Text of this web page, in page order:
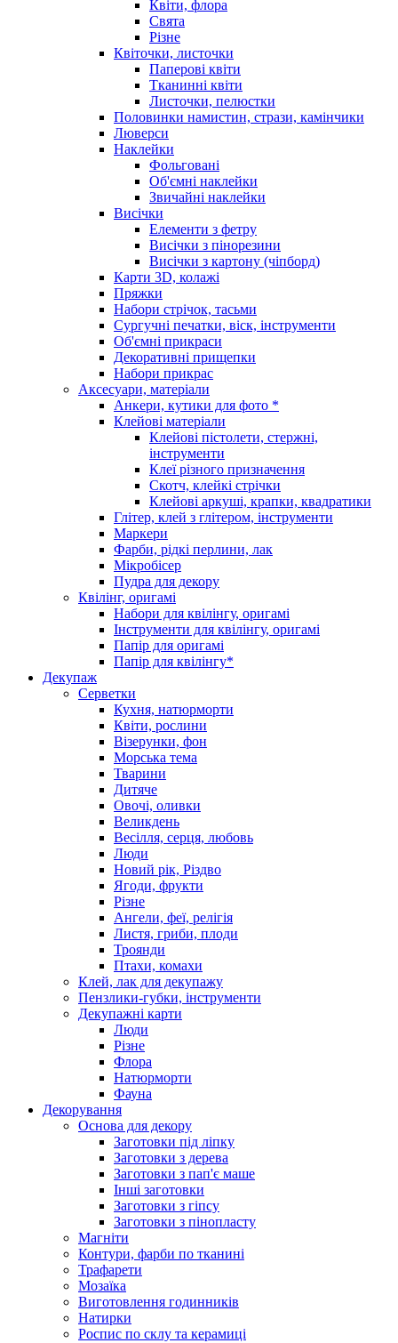
Квіти, флора
Свята
Різне
Квіточки, листочки
Паперові квіти
Тканинні квіти
Листочки, пелюстки
Половинки намистин, стрази, камінчики
Люверси
Наклейки
Фольговані
Об'ємні наклейки
Звичайні наклейки
Висічки
Елементи з фетру
Висічки з пінорезини
Висічки з картону (чіпборд)
Карти 3D, колажі
Пряжки
Набори стрічок, тасьми
Сургучні печатки, віск, інструменти
Об'ємні прикраси
Декоративні прищепки
Набори прикрас
Аксесуари, матеріали
Анкери, кутики для фото *
Клейові матеріали
Клейові пістолети, стержні,
інструменти
Клеї різного призначення
Скотч, клейкі стрічки
Клейові аркуші, крапки, квадратики
Глітер, клей з глітером, інструменти
Маркери
Фарби, рідкі перлини, лак
Мікробісер
Пудра для декору
Квілінг, оригамі
Набори для квілінгу, оригамі
Інструменти для квілінгу, оригамі
Папір для оригамі
Папір для квілінгу*
Декупаж
Серветки
Кухня, натюрморти
Квіти, рослини
Візерунки, фон
Морська тема
Тварини
Дитяче
Овочі, оливки
Великдень
Весілля, серця, любовь
Люди
Новий рік, Різдво
Ягоди, фрукти
Різне
Ангели, феї, релігія
Листя, гриби, плоди
Троянди
Птахи, комахи
Клей, лак для декупажу
Пензлики-губки, інструменти
Декупажні карти
Люди
Різне
Флора
Натюрморти
Фауна
Декорування
Основа для декору
Заготовки під ліпку
Заготовки з дерева
Заготовки з пап'є маше
Інші заготовки
Заготовки з гіпсу
Заготовки з пінопласту
Магніти
Контури, фарби по тканині
Трафарети
Мозаїка
Виготовлення годинників
Натирки
Роспис по склу та керамиці